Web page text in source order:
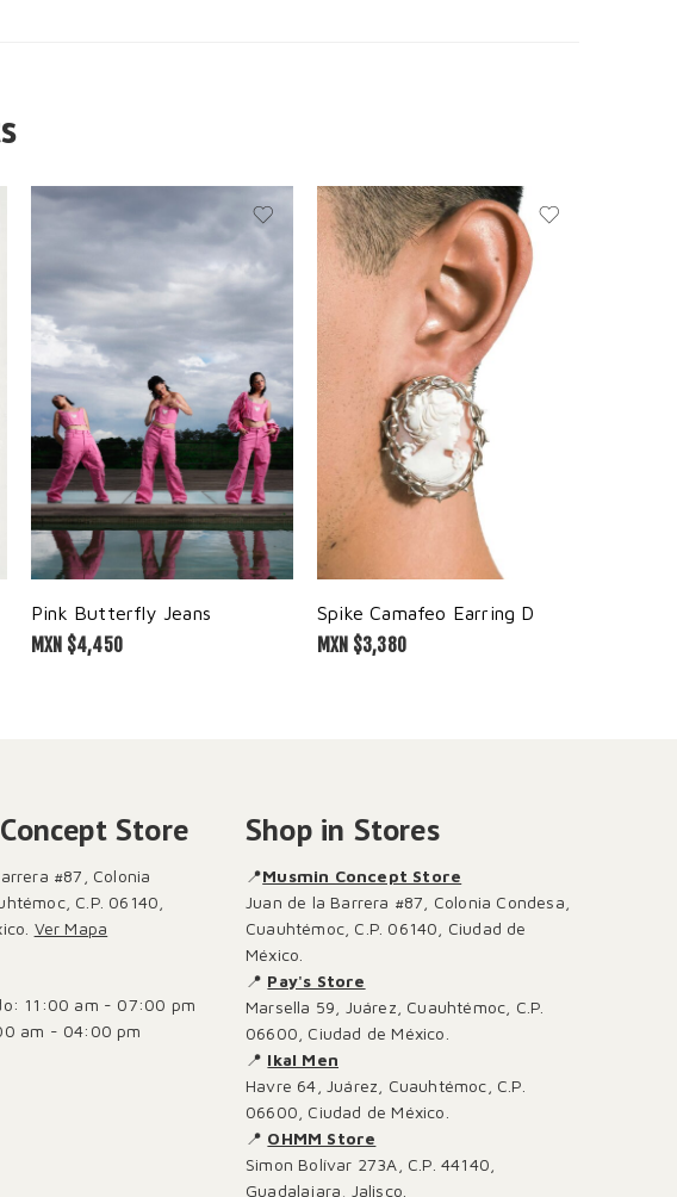
Pink Butterfly Jeans
MXN $4,450
Spike Camafeo Earring D
MXN $3,380
Store
#87, Colonia
C.P. 06140,
Ver Mapa
11:00 am - 07:00 pm
am - 04:00 pm
Shop in Stores
📍Musmin Concept Store
Juan de la Barrera #87, Colonia Condesa,
Cuauhtémoc, C.P. 06140, Ciudad de
México.
📍 Pay's Store
Marsella 59, Juárez, Cuauhtémoc, C.P.
06600, Ciudad de México.
📍 Ikal Men
Havre 64, Juárez, Cuauhtémoc, C.P.
06600, Ciudad de México.
📍 OHMM Store
Simon Bolívar 273A, C.P. 44140,
Guadalajara, Jalisco.